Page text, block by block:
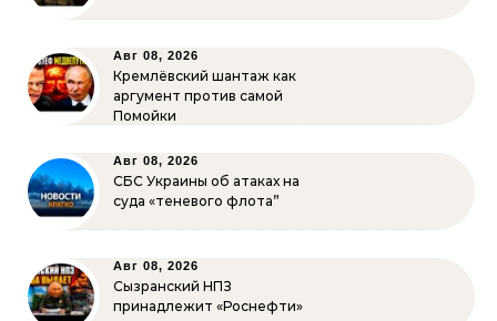
Авг 08, 2026
Кремлёвский шантаж как
аргумент против самой
Помойки
Авг 08, 2026
СБС Украины об атаках на
суда «теневого флота”
Авг 08, 2026
Сызранский НПЗ
принадлежит «Роснефти»